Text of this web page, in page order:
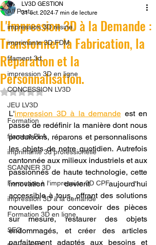
All Posts
impression 3D résine.
imprimante 3D FDM
filament 3d,
impression 3D en ligne
CONCESSION LV3D
JEU LV3D
Formation
filament PLA
imprimante 3d professionelle
SCANNER 3D
Formation à l'impression 3D CPF
impression 3D à la demande
Formation 3D en ligne.
SEO
L'Impression 3D à la Demande :
Transformer la Fabrication, la
Réparation et la
Personnalisation.
LV3D GESTION
31 oct. 2024 7 min de lecture
Noté NaN étoiles sur 5.
L'impression 3D à la demande est en
passe de redéfinir la manière dont nous
produisons, réparons et personnalisons
les objets de notre quotidien. Autrefois
cantonnée aux milieux industriels et aux
passionnés de haute technologie, cette
innovation devient aujourd'hui
accessible à tous, offrant des solutions
nouvelles pour concevoir des pièces
sur mesure, restaurer des objets
endommagés, et créer des articles
parfaitement adaptés aux besoins et